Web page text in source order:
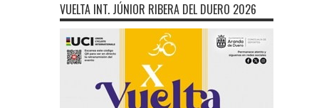
VUELTA INT. JÚNIOR RIBERA DEL DUERO 2026